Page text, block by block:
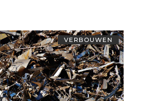
VERBOUWEN